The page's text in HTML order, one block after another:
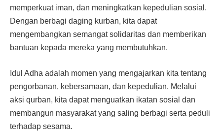
memperkuat iman, dan meningkatkan kepedulian sosial.
Dengan berbagi daging kurban, kita dapat
mengembangkan semangat solidaritas dan memberikan
bantuan kepada mereka yang membutuhkan.
Idul Adha adalah momen yang mengajarkan kita tentang
pengorbanan, kebersamaan, dan kepedulian. Melalui
aksi qurban, kita dapat menguatkan ikatan sosial dan
membangun masyarakat yang saling berbagi serta peduli
terhadap sesama.